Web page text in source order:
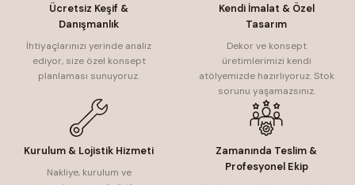
Ücretsiz Keşif &
Danışmanlık
İhtiyaçlarınızı yerinde analiz
ediyor, size özel konsept
planlaması sunuyoruz.
Kendi İmalat & Özel
Tasarım
Dekor ve konsept
üretimlerimizi kendi
atölyemizde hazırlıyoruz. Stok
sorunu yaşamazsınız.
Kurulum & Lojistik Hizmeti
Nakliye, kurulum ve
Zamanında Teslim &
Profesyonel Ekip